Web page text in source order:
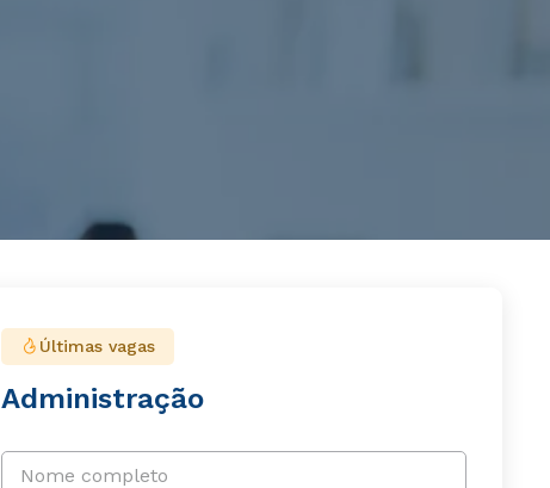
Últimas vagas
Administração
Nome completo